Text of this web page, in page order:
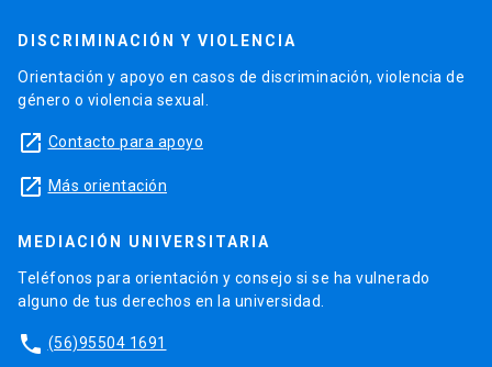
DISCRIMINACIÓN Y VIOLENCIA
Orientación y apoyo en casos de discriminación, violencia de
género o violencia sexual.
launch Contacto para apoyo
launch Más orientación
MEDIACIÓN UNIVERSITARIA
Teléfonos para orientación y consejo si se ha vulnerado
alguno de tus derechos en la universidad.
phone (56)95504 1691